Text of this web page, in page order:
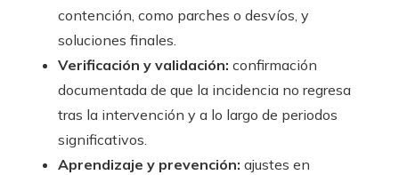
contención, como parches o desvíos, y
soluciones finales.
Verificación y validación: confirmación
documentada de que la incidencia no regresa
tras la intervención y a lo largo de periodos
significativos.
Aprendizaje y prevención: ajustes en